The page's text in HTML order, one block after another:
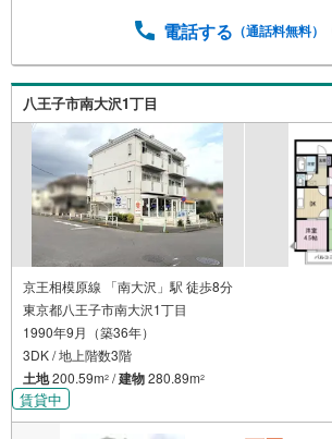
電話する （通話料無料）
八王子市南大沢1丁目
京王相模原線 「南大沢」駅 徒歩8分
東京都八王子市南大沢1丁目
1990年9月（築36年）
3DK / 地上階数3階
土地200.59m2 /建物280.89m2
賃貸中